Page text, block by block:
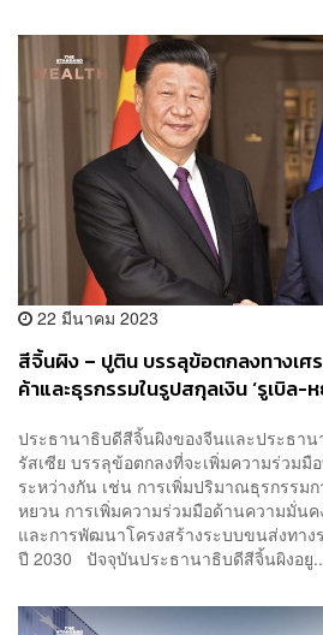
22 มีนาคม 2023
สีจิ้นผิง – ปูติน บรรลุข้อตกลงทางเศ
ค้าและธุรกรรมในรูปสกุลเงิน ‘รูเบิล-
ประธานาธิบดีสีจิ้นผิงของจีนและประธา
รัสเซีย บรรลุข้อตกลงที่จะเพิ่มความร่วมมื
ระหว่างกัน เช่น การเพิ่มปริมาณธุรกรรม
หยวน การเพิ่มความร่วมมือด้านความมั่นค
และการพัฒนาโครงสร้างระบบขนส่งทา
ปี 2030 ปัจจุบันประธานาธิบดีสีจิ้นผิงอยู